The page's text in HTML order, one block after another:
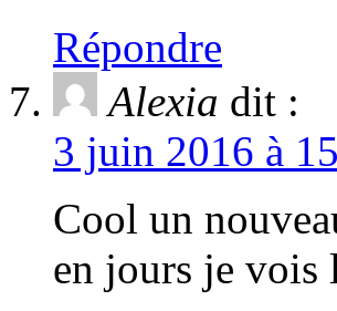
Répondre
Alexia dit :
3 juin 2016 à
Cool un
en jours je vois